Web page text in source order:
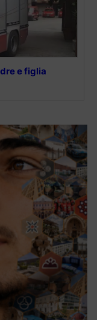
e figlia